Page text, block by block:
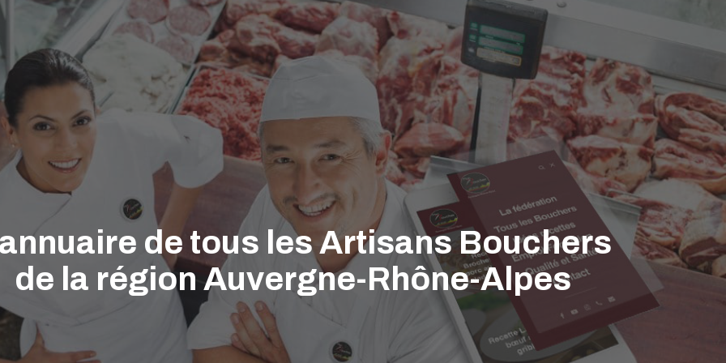
de tous les Artisans Bouchers
de la région Auvergne-Rhône-Alpes